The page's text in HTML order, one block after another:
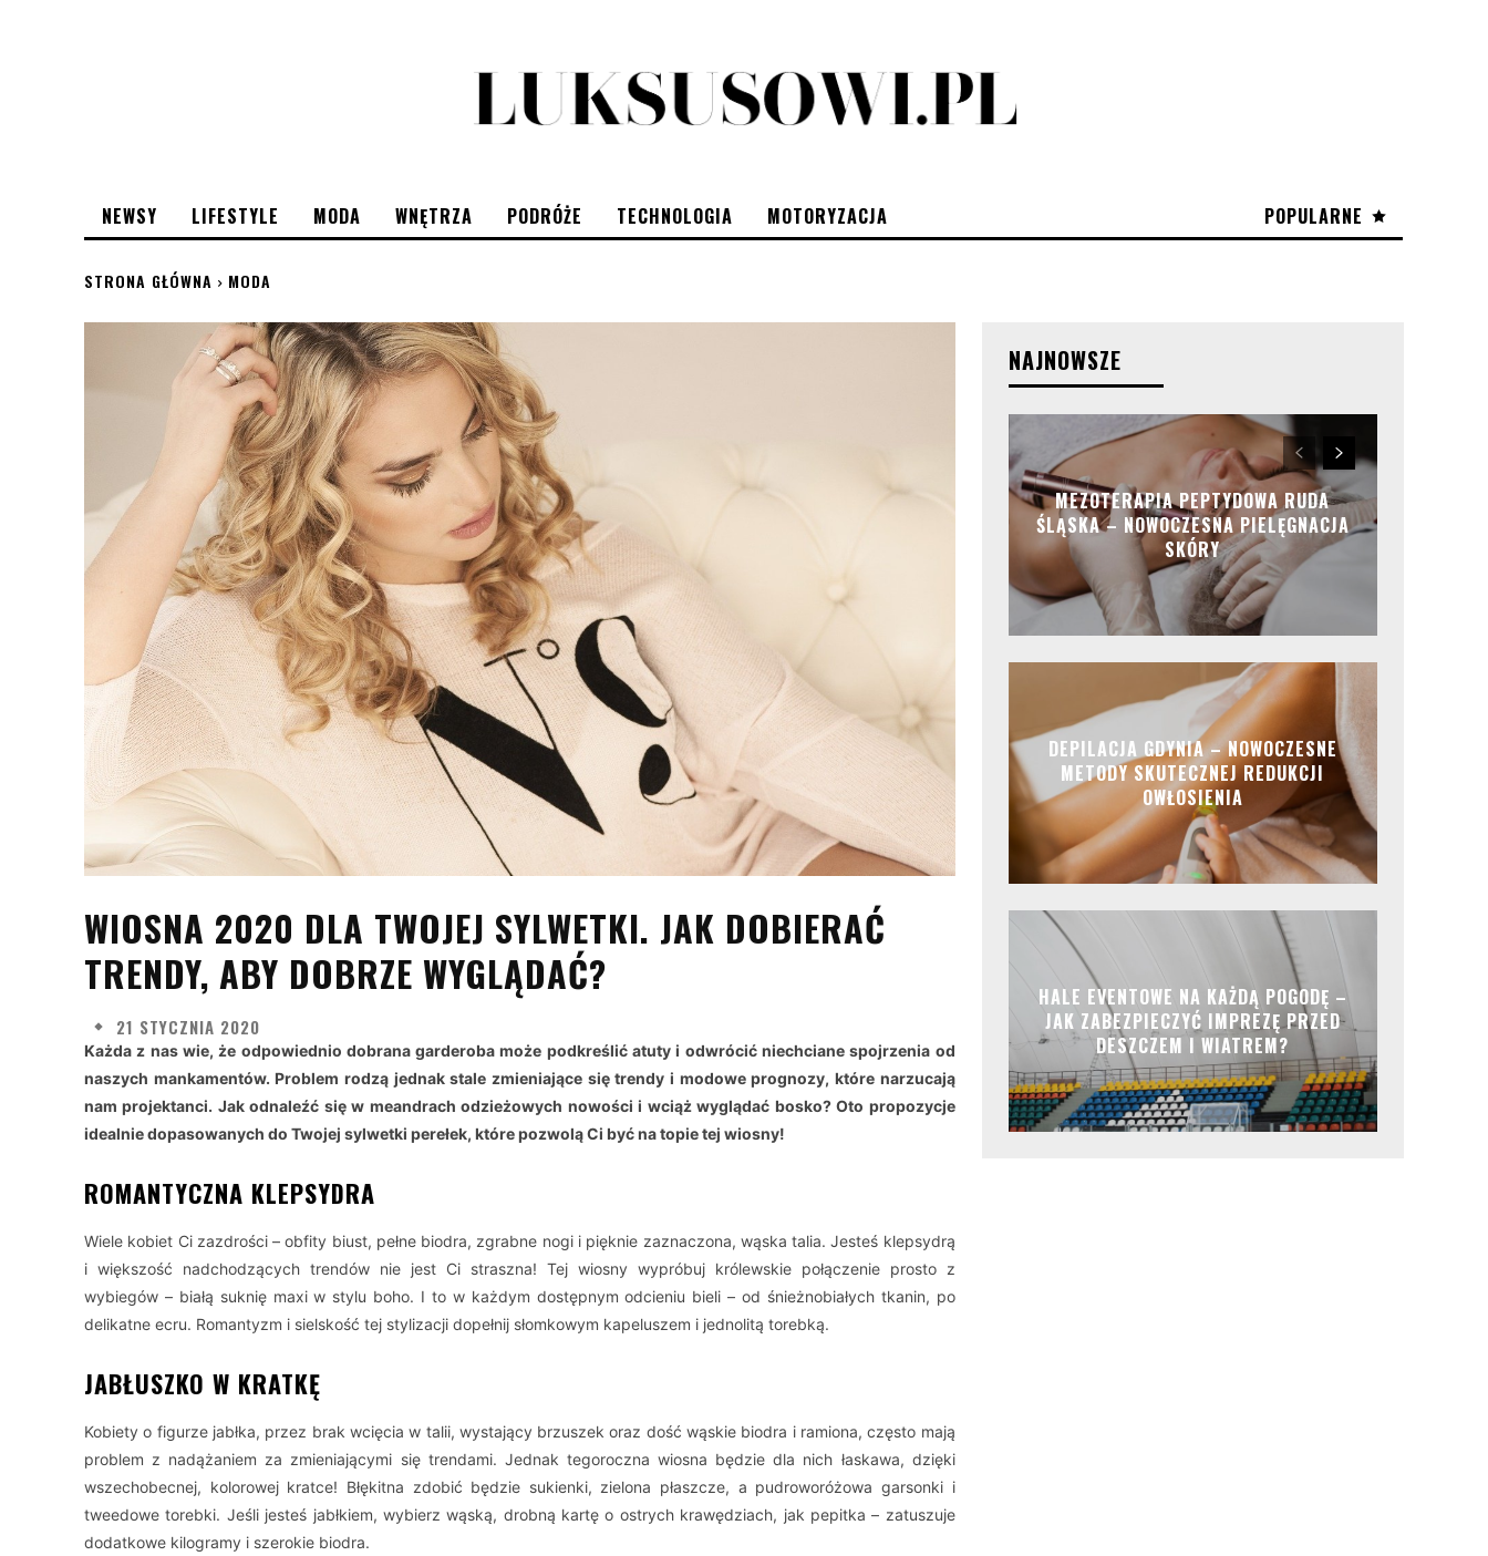
POPULARNE
NEWSY LIFESTYLE MODA WNĘTRZA PODRÓŻE TECHNOLOGIA MOTORYZACJA
STRONA GŁÓWNA MODA
WIOSNA 2020 DLA TWOJEJ SYLWETKI. JAK DOBIERAĆ
TRENDY, ABY DOBRZE WYGLĄDAĆ?
21 STYCZNIA 2020
Każda z nas wie, że odpowiednio dobrana garderoba może podkreślić atuty i odwrócić niechciane spojrzenia od
naszych mankamentów. Problem rodzą jednak stale zmieniające się trendy i modowe prognozy, które narzucają
nam projektanci. Jak odnaleźć się w meandrach odzieżowych nowości i wciąż wyglądać bosko? Oto propozycje
idealnie dopasowanych do Twojej sylwetki perełek, które pozwolą Ci być na topie tej wiosny!
ROMANTYCZNA KLEPSYDRA
Wiele kobiet Ci zazdrości – obfity biust, pełne biodra, zgrabne nogi i pięknie zaznaczona, wąska talia. Jesteś klepsydrą
i większość nadchodzących trendów nie jest Ci straszna! Tej wiosny wypróbuj królewskie połączenie prosto z
wybiegów – białą suknię maxi w stylu boho. I to w każdym dostępnym odcieniu bieli – od śnieżnobiałych tkanin, po
delikatne ecru. Romantyzm i sielskość tej stylizacji dopełnij słomkowym kapeluszem i jednolitą torebką.
JABŁUSZKO W KRATKĘ
Kobiety o figurze jabłka, przez brak wcięcia w talii, wystający brzuszek oraz dość wąskie biodra i ramiona, często mają
problem z nadążaniem za zmieniającymi się trendami. Jednak tegoroczna wiosna będzie dla nich łaskawa, dzięki
wszechobecnej, kolorowej kratce! Błękitna zdobić będzie sukienki, zielona płaszcze, a pudroworóżowa garsonki i
tweedowe torebki. Jeśli jesteś jabłkiem, wybierz wąską, drobną kartę o ostrych krawędziach, jak pepitka – zatuszuje
dodatkowe kilogramy i szerokie biodra.
NAJNOWSZE
MEZOTERAPIA PEPTYDOWA RUDA
ŚLĄSKA – NOWOCZESNA PIELĘGNACJA
SKÓRY
DEPILACJA GDYNIA – NOWOCZESNE
METODY SKUTECZNEJ REDUKCJI
OWŁOSIENIA
HALE EVENTOWE NA KAŻDĄ POGODĘ –
JAK ZABEZPIECZYĆ IMPREZĘ PRZED
DESZCZEM I WIATREM?